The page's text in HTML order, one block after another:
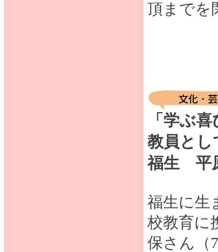
頂までを
「学ぶ
教員とし
福生 平
福生に生
校教育に
保さん（